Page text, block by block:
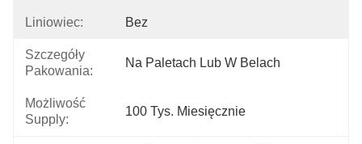
Liniowiec: Bez
Szczegóły
Pakowania:
Na Paletach Lub W Belach
Możliwość
Supply:
100 Tys. Miesięcznie